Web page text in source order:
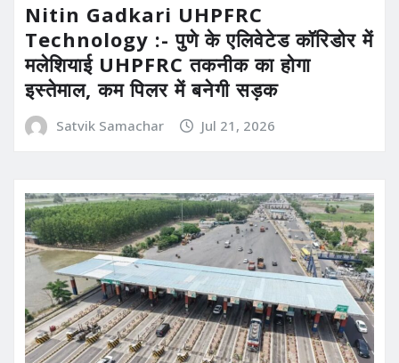
Nitin Gadkari UHPFRC
Technology :- पुणे के एलिवेटेड कॉरिडोर में
मलेशियाई UHPFRC तकनीक का होगा
इस्तेमाल, कम पिलर में बनेगी सड़क
Satvik Samachar Jul 21, 2026